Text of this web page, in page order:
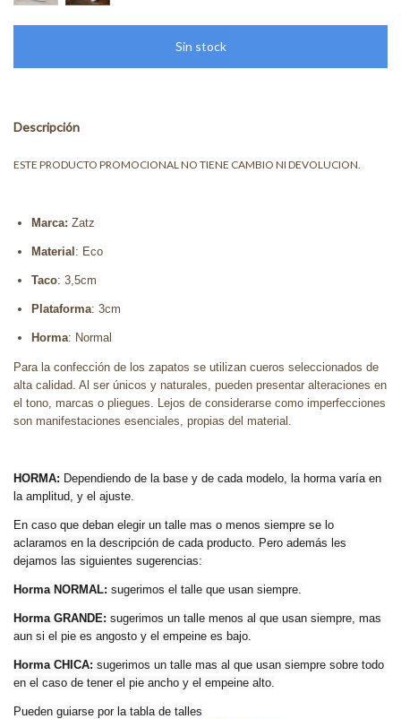
Descripción
ESTE PRODUCTO PROMOCIONAL NO TIENE CAMBIO NI DEVOLUCION.
Marca: Zatz
Material: Eco
Taco: 3,5cm
Plataforma: 3cm
Horma: Normal
Para la confección de los zapatos se utilizan cueros seleccionados de
alta calidad. Al ser únicos y naturales, pueden presentar alteraciones en
el tono, marcas o pliegues. Lejos de considerarse como imperfecciones
son manifestaciones esenciales, propias del material.
HORMA: Dependiendo de la base y de cada modelo, la horma varía en
la amplitud, y el ajuste.
En caso que deban elegir un talle mas o menos siempre se lo
aclaramos en la descripción de cada producto. Pero además les
dejamos las siguientes sugerencias:
Horma NORMAL: sugerimos el talle que usan siempre.
Horma GRANDE: sugerimos un talle menos al que usan siempre, mas
aun si el pie es angosto y el empeine es bajo.
Horma CHICA: sugerimos un talle mas al que usan siempre sobre todo
en el caso de tener el pie ancho y el empeine alto.
Pueden guiarse por la tabla de talles